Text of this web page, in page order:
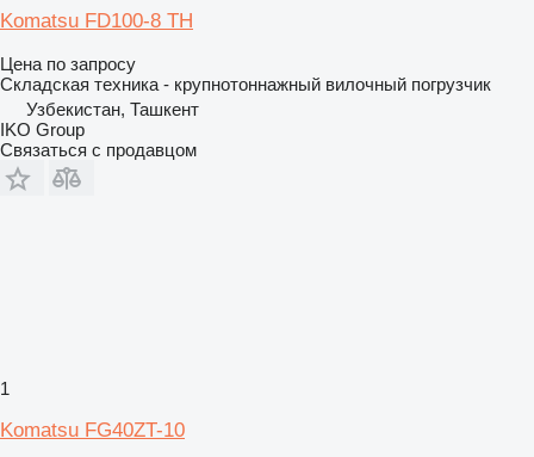
Komatsu FD100-8 TH
Цена по запросу
Складская техника - крупнотоннажный вилочный погрузчик
Узбекистан, Ташкент
IKO Group
Связаться с продавцом
1
Komatsu FG40ZT-10